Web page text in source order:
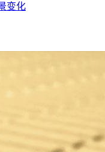
变化